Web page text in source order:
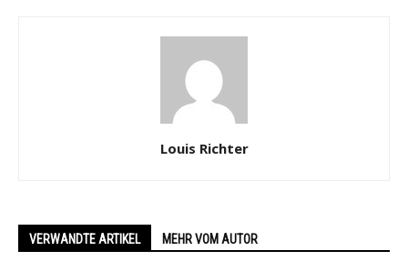
Louis Richter
VERWANDTE ARTIKEL MEHR VOM AUTOR